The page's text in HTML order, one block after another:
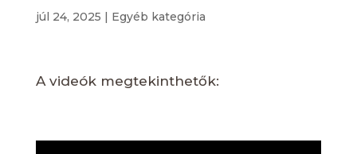
júl 24, 2025 | Egyéb kategória
A videók megtekinthetők: